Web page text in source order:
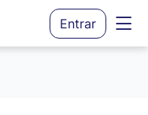
Entrar